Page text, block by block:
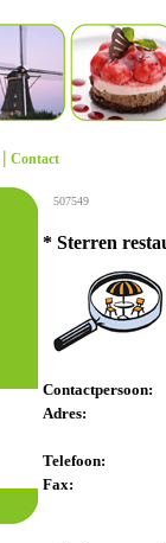
| Contact
507549
* Sterren
Contactpersoon:
Adres:
Telefoon:
Fax: